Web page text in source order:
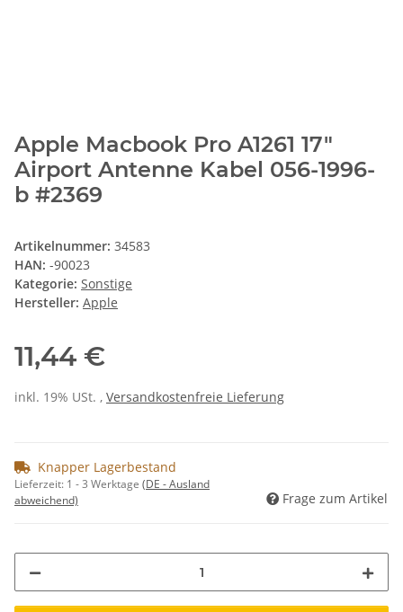
Apple Macbook Pro A1261 17"
Airport Antenne Kabel 056-1996-
b #2369
Artikelnummer: 34583
HAN: -90023
Kategorie: Sonstige
Hersteller: Apple
11,44 €
inkl. 19% USt. , Versandkostenfreie Lieferung
Knapper Lagerbestand
Lieferzeit: 1 - 3 Werktage (DE - Ausland
abweichend)
Frage zum Artikel